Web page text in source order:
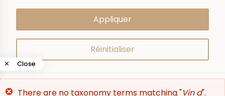
✕ Close
Error
There are no taxonomy terms matching "Vin d".